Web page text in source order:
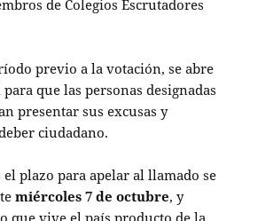
de Colegios Escrutadores
previo a la votación, se abre
que las personas designadas
presentar sus excusas y
ciudadano.
el plazo para apelar al llamado se
miércoles 7 de octubre, y
que vive el país producto de la